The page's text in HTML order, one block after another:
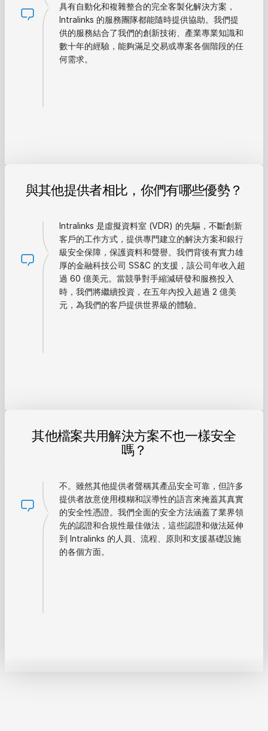
具有自動化和複雜整合的完全客製化解決方案，
Intralinks 的服務團隊都能隨時提供協助。我們提
供的服務結合了我們的創新技術、產業專業知識和
數十年的經驗，能夠滿足交易或專案各個階段的任
何需求。
與其他提供者相比，你們有哪些優勢？
Intralinks 是虛擬資料室 (VDR) 的先驅，不斷創新
客戶的工作方式，提供專門建立的解決方案和銀行
級安全保障，保護資料和聲譽。我們背後有實力雄
厚的金融科技公司 SS&C 的支援，該公司年收入超
過 60 億美元。當競爭對手縮減研發和服務投入
時，我們將繼續投資，在五年內投入超過 2 億美
元，為我們的客戶提供世界級的體驗。
其他檔案共用解決方案不也一樣安全
嗎？
不。雖然其他提供者聲稱其產品安全可靠，但許多
提供者故意使用模糊和誤導性的語言來掩蓋其真實
的安全性憑證。我們全面的安全方法涵蓋了業界領
先的認證和合規性最佳做法，這些認證和做法延伸
到 Intralinks 的人員、流程、原則和支援基礎設施
的各個方面。